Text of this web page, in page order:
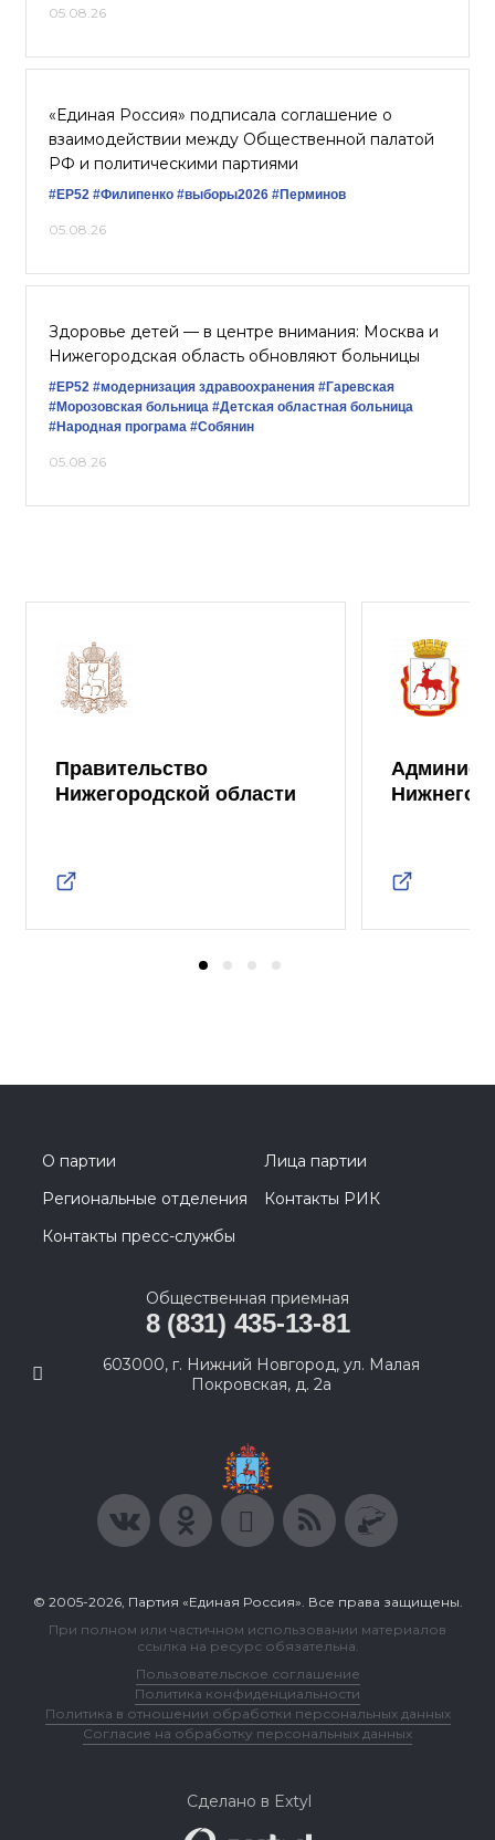
05.08.26
«Единая Россия» подписала соглашение о
взаимодействии между Общественной палатой
РФ и политическими партиями
#ЕР52 #Филипенко #выборы2026 #Перминов
05.08.26
Здоровье детей — в центре внимания: Москва и
Нижегородская область обновляют больницы
#ЕР52 #модернизация здравоохранения #Гаревская
#Морозовская больница #Детская областная больница
#Народная програма #Собянин
05.08.26
Правительство
Нижегородской области
Нижнего
О партии
Лица партии
Региональные отделения
Контакты РИК
Контакты пресс-службы
Общественная приемная
8 (831) 435-13-81
603000, г. Нижний Новгород, ул. Малая
Покровская, д. 2а
© 2005-2026, Партия «Единая Россия». Все права защищены.
При полном или частичном использовании материалов
ссылка на ресурс обязательна.
Пользовательское соглашение
Политика конфиденциальности
Политика в отношении обработки персональных данных
Согласие на обработку персональных данных
Сделано в Extyl